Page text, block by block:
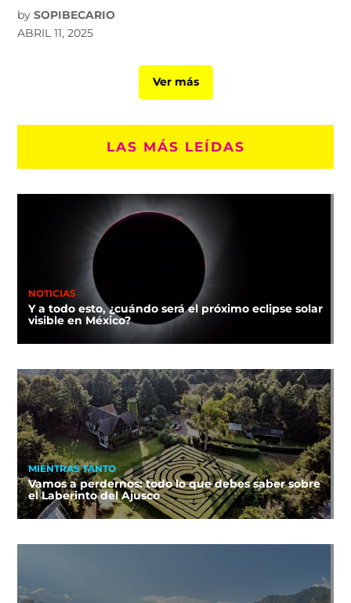
by SOPIBECARIO
ABRIL 11, 2025
Ver más
LAS MÁS LEÍDAS
NOTICIAS
Y a todo esto, ¿cuándo será el próximo eclipse solar
visible en México?
MIENTRAS TANTO
Vamos a perdernos: todo lo que debes saber sobre
el Laberinto del Ajusco